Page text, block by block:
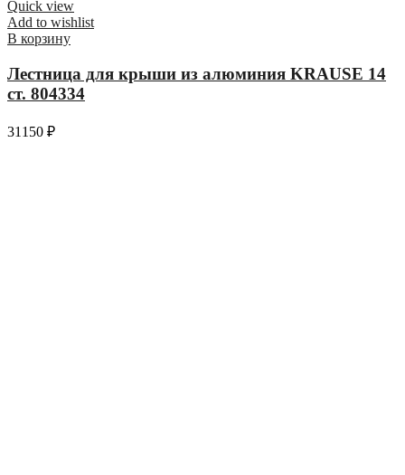
Quick view
Add to wishlist
В корзину
Лестница для крыши из алюминия KRAUSE 14
ст. 804334
31150 ₽